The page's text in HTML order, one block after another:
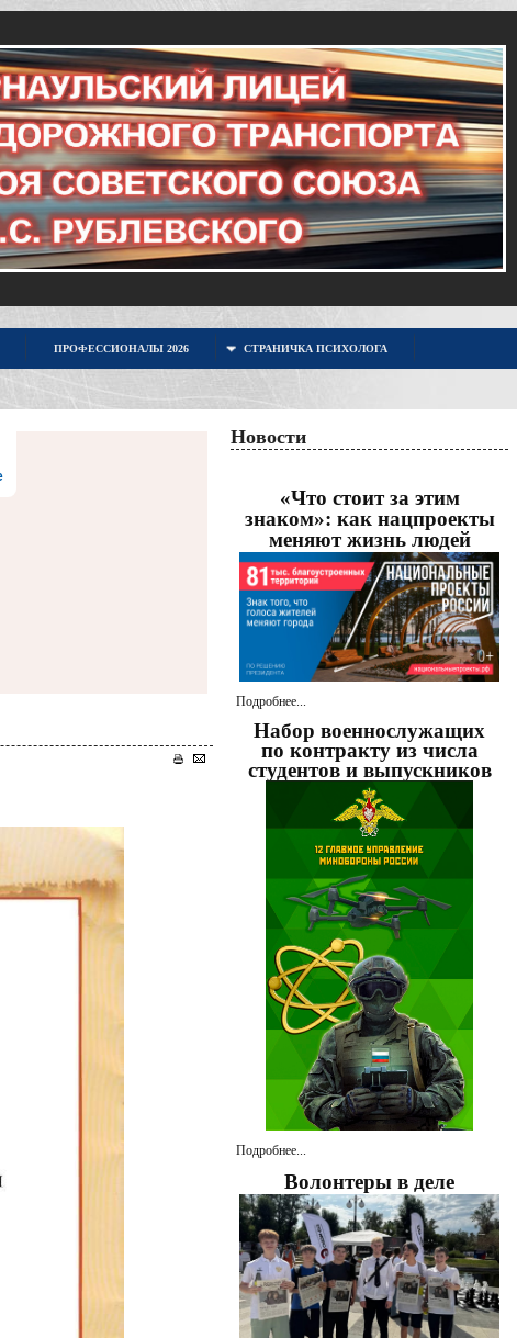
ПРОФЕССИОНАЛЫ 2026 СТРАНИЧКА ПСИХОЛОГА
Новости
«Что стоит за этим
знаком»: как нацпроекты
меняют жизнь людей
Подробнее...
Набор военнослужащих
по контракту из числа
студентов и выпускников
Подробнее...
Волонтеры в деле